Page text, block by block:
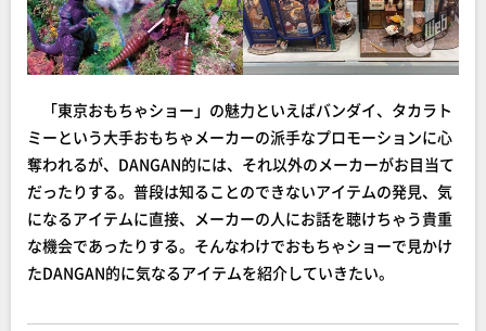
「東京おもちゃショー」の魅力といえばバンダイ、タカラト
ミーという大手おもちゃメーカーの派手なプロモーションに心
奪われるが、DANGAN的には、それ以外のメーカーがお目当て
だったりする。普段は知ることのできないアイテムの発見、気
になるアイテムに直接、メーカーの人にお話を聴けちゃう貴重
な機会であったりする。そんなわけでおもちゃショーで見かけ
たDANGAN的に気なるアイテムを紹介していきたい。